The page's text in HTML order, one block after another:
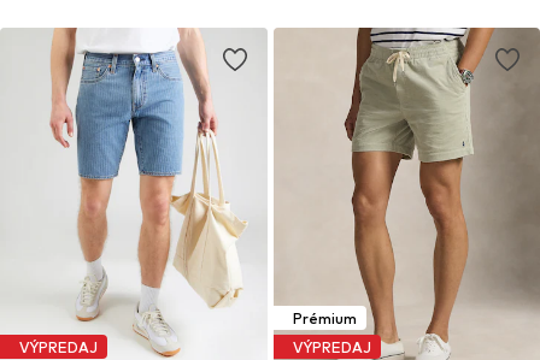
VÝPREDAJ
Prémium
VÝPREDAJ